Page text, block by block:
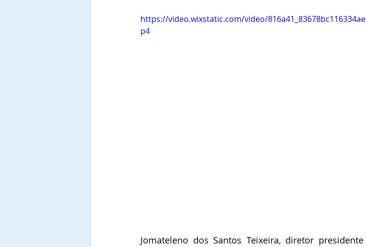
https://video.wixstatic.com/video/
p4
Jomateleno dos Santos Teixeira, diretor